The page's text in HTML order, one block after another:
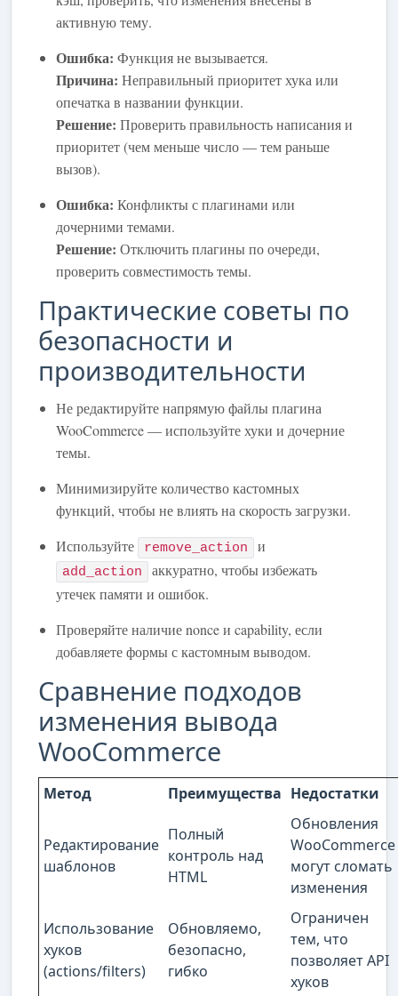
активную тему.
Ошибка: Функция не вызывается.
Причина: Неправильный приоритет хука или
опечатка в названии функции.
Решение: Проверить правильность написания и
приоритет (чем меньше число — тем раньше
вызов).
Ошибка: Конфликты с плагинами или
дочерними темами.
Решение: Отключить плагины по очереди,
проверить совместимость темы.
Практические советы по
безопасности и
производительности
Не редактируйте напрямую файлы плагина
WooCommerce — используйте хуки и дочерние
темы.
Минимизируйте количество кастомных
функций, чтобы не влиять на скорость загрузки.
Используйте
remove_action и
add_action
аккуратно, чтобы избежать
утечек памяти и ошибок.
Проверяйте наличие nonce и capability, если
добавляете формы с кастомным выводом.
Сравнение подходов
изменения вывода
WooCommerce
Метод Преимущества Недостатки
Редактирование
шаблонов
Полный
контроль над
HTML
Обновления
WooCommerce
могут сломать
изменения
Использование
хуков
(actions/filters)
Обновляемо,
безопасно,
гибко
Ограничен
тем, что
позволяет API
хуков